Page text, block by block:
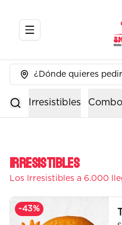
Abrir menu de
¿Dónde quieres
Irresistibles
Irresistibles
Los Irresistibles a 6.000
-43%